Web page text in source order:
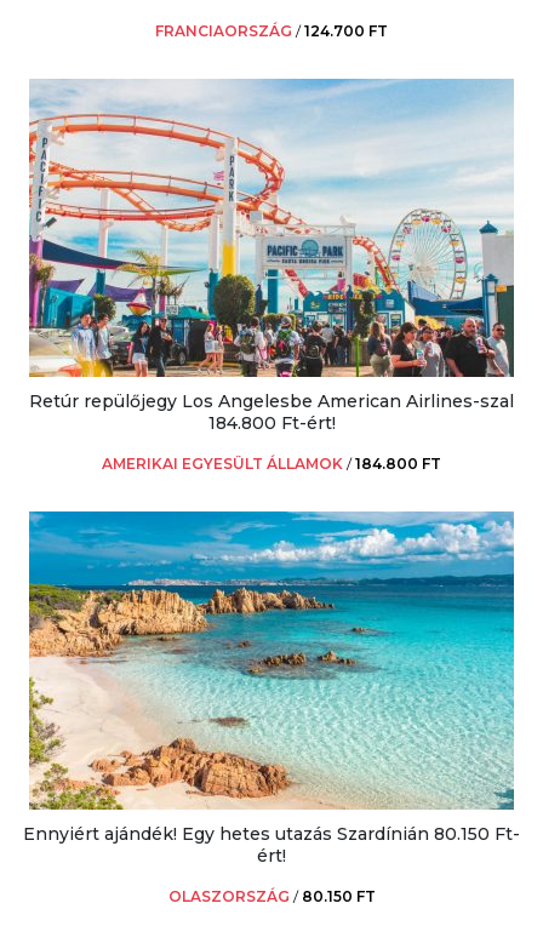
FRANCIAORSZÁG /124.700 FT
Retúr repülőjegy Los Angelesbe American Airlines-szal
184.800 Ft-ért!
AMERIKAI EGYESÜLT ÁLLAMOK /184.800 FT
Ennyiért ajándék! Egy hetes utazás Szardínián 80.150 Ft-
ért!
OLASZORSZÁG / 80.150 FT